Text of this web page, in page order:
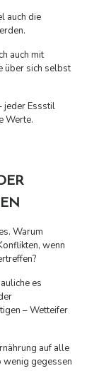
auch die
auch mit
über sich selbst
jeder Essstil
Werte.
Warum
wenn
es
– Wetteifer
auf alle
wenig gegessen